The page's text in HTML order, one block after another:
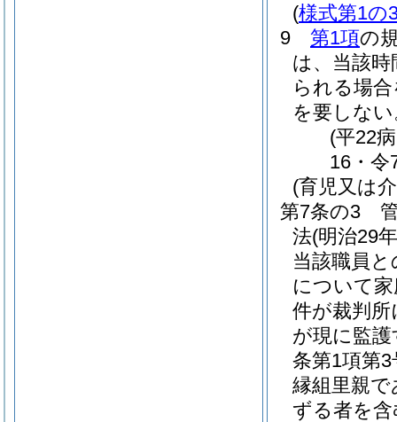
(様式第1の
9
第1項の
は、当該
られる場
を要しな
(平22
16・令
(育児又は
第7条の3
法(明治29
当該職員
について
件が裁判
が現に監
条第1項第
縁組里親
ずる者を